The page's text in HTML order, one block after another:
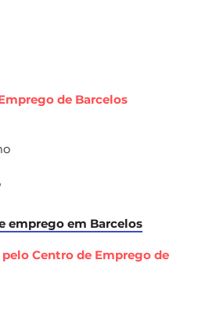
de Barcelos
emprego em Barcelos
Centro de Emprego de